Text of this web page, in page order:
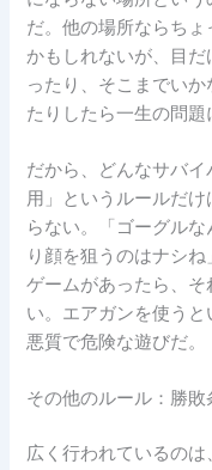
だ。他の場所ならち
かもしれないが、目
ったり、そこまでい
たりしたら一生の問題
だから、どんなサバ
用」というルールだ
らない。「ゴーグル
り顔を狙うのはナシ
ゲームがあったら、
い。エアガンを使う
悪質で危険な遊びだ。
その他のルール：勝
広く行われているの